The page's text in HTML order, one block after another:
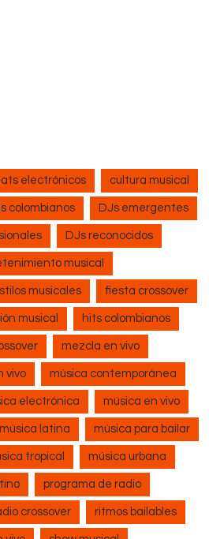
electrónicos cultura musical
colombianos DJs emergentes
DJs reconocidos
musical
musicales fiesta crossover
musical hits colombianos
mezcla en vivo
vivo música contemporánea
electrónica música en vivo
música latina música para bailar
tropical música urbana
programa de radio
crossover ritmos bailables